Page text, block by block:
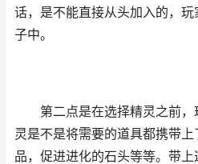
话，是不能直接从头加入的，
子中。
第二点是在选择精灵之前
灵是不是将需要的道具都携带
品，促进进化的石头等等。带